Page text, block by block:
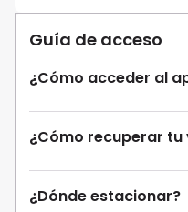
Guía de acceso
¿Cómo acceder al
¿Cómo recuperar tu
¿Dónde estacionar?